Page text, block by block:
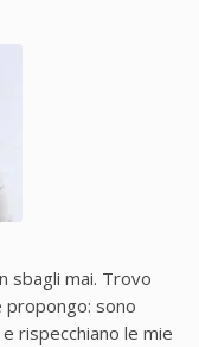
sbagli mai. Trovo
sono
rispecchiano le mie